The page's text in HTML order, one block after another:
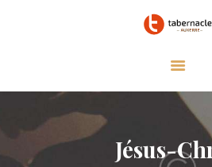
Jésus-
Le
Auxerre
QUI SOMMES-NOUS
CONTACT